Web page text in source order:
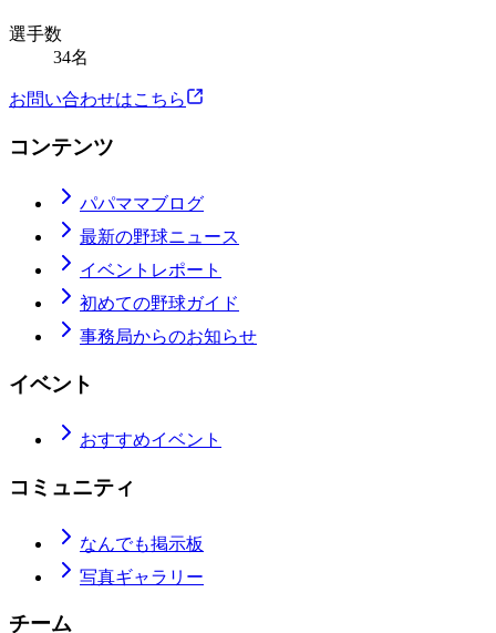
選手数
34名
お問い合わせはこちら
コンテンツ
パパママブログ
最新の野球ニュース
イベントレポート
初めての野球ガイド
事務局からのお知らせ
イベント
おすすめイベント
コミュニティ
なんでも掲示板
写真ギャラリー
チーム